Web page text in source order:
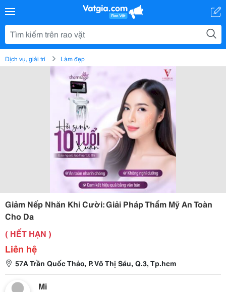
Dịch vụ, giải trí Làm đẹp
Giảm Nếp Nhăn Khi Cười: Giải Pháp Thẩm Mỹ An Toàn
Cho Da
( HẾT HẠN )
Liên hệ
57A Trần Quốc Thảo, P. Võ Thị Sáu, Q.3, Tp.hcm
Mi